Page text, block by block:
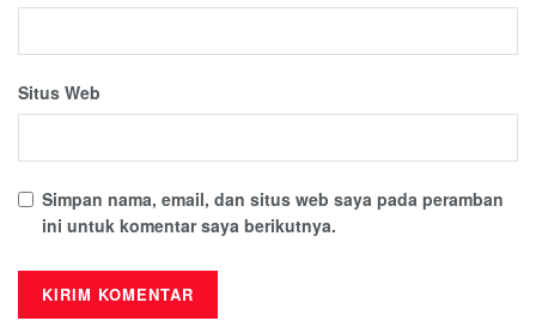
Situs Web
Simpan nama, email, dan situs web saya pada peramban
ini untuk komentar saya berikutnya.